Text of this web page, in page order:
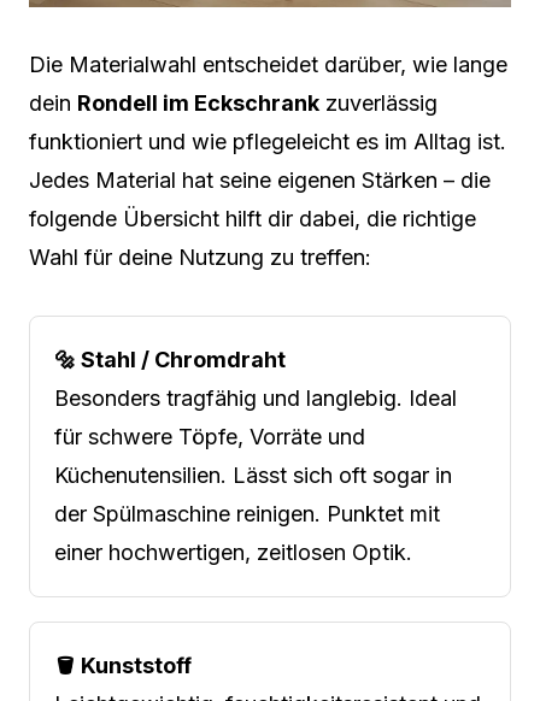
Die Materialwahl entscheidet darüber, wie lange
dein Rondell im Eckschrank zuverlässig
funktioniert und wie pflegeleicht es im Alltag ist.
Jedes Material hat seine eigenen Stärken – die
folgende Übersicht hilft dir dabei, die richtige
Wahl für deine Nutzung zu treffen:
🔩 Stahl / Chromdraht
Besonders tragfähig und langlebig. Ideal
für schwere Töpfe, Vorräte und
Küchenutensilien. Lässt sich oft sogar in
der Spülmaschine reinigen. Punktet mit
einer hochwertigen, zeitlosen Optik.
🪣 Kunststoff